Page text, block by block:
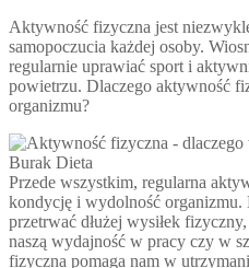
Aktywność fizyczna jest
samopoczucia każdej osoby.
regularnie uprawiać sport i
powietrzu. Dlaczego aktywność
organizmu?
Przede wszystkim, regularna
kondycję i wydolność organizmu.
przetrwać dłużej wysiłek
naszą wydajność w pracy czy w
fizyczna pomaga nam w